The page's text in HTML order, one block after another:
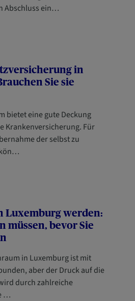
Abschluss ein…
in
Sie sie
bietet eine gute Deckung
Krankenversicherung. Für
der selbst zu
Luxemburg werden:
müssen, bevor Sie
in Luxemburg ist mit
aber der Druck auf die
durch zahlreiche
…